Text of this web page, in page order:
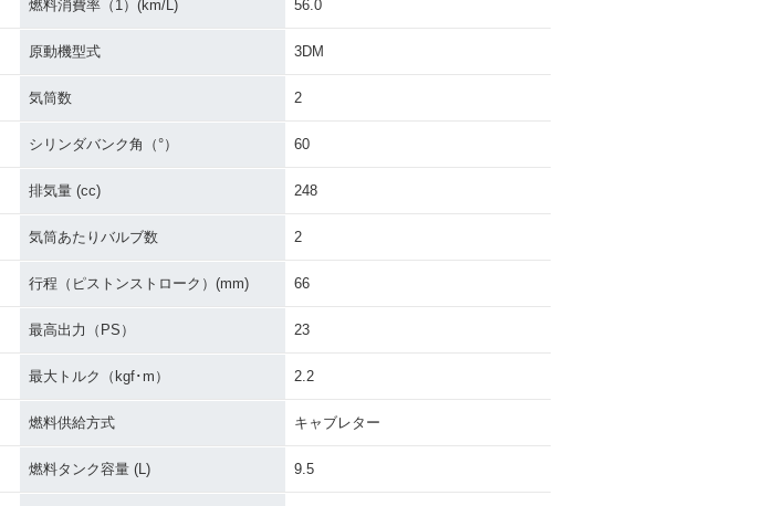
燃料消費率（1）(km/L) 56.0
原動機型式 3DM
気筒数 2
シリンダバンク角（°） 60
排気量 (cc) 248
気筒あたりバルブ数 2
行程（ピストンストローク）(mm) 66
最高出力（PS） 23
最大トルク（kgf･m） 2.2
燃料供給方式 キャブレター
燃料タンク容量 (L) 9.5